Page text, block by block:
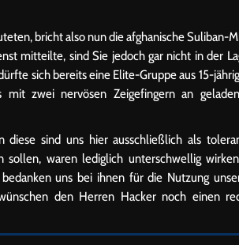
bricht also nun die afghanische Suliban-
mitteilte, sind Sie jedoch gar nicht in der
sich bereits eine Elite-Gruppe aus 15-
zwei nervösen Zeigefingern an
diese sind uns hier ausschließlich als
waren lediglich unterschwellig
uns bei ihnen für die Nutzung
den Herren Hacker noch einen